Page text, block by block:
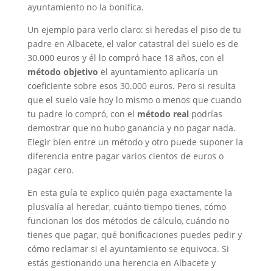
ayuntamiento no la bonifica.
Un ejemplo para verlo claro: si heredas el piso de tu
padre en Albacete, el valor catastral del suelo es de
30.000 euros y él lo compró hace 18 años, con el
método objetivo el ayuntamiento aplicaría un
coeficiente sobre esos 30.000 euros. Pero si resulta
que el suelo vale hoy lo mismo o menos que cuando
tu padre lo compró, con el método realpodrías
demostrar que no hubo ganancia y no pagar nada.
Elegir bien entre un método y otro puede suponer la
diferencia entre pagar varios cientos de euros o
pagar cero.
En esta guía te explico quién paga exactamente la
plusvalía al heredar, cuánto tiempo tienes, cómo
funcionan los dos métodos de cálculo, cuándo no
tienes que pagar, qué bonificaciones puedes pedir y
cómo reclamar si el ayuntamiento se equivoca. Si
estás gestionando una herencia en Albacete y